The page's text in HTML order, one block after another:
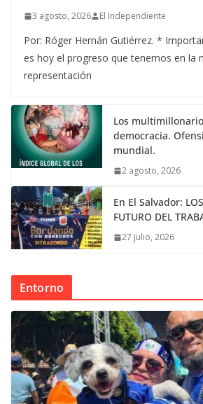
3 agosto, 2026 El Independiente
Por: Róger Hernán Gutiérrez. *
es hoy el progreso que tenemos en la
representación
Los
democracia.
mundial.
2 agosto, 2026
En El Salvador:
FUTURO DEL
27 julio, 2026
Entorno